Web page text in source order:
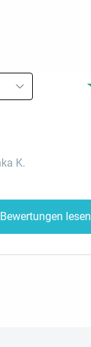
K.
lesen